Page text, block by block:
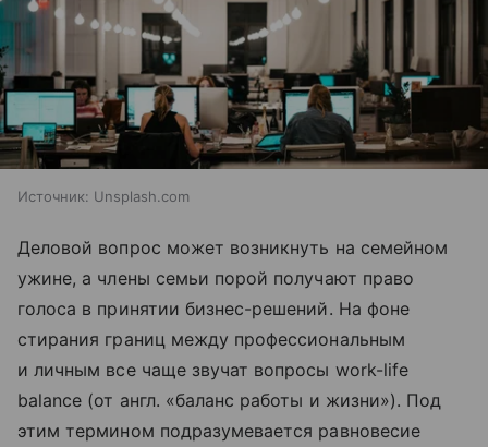
Источник: Unsplash.com
Деловой вопрос может возникнуть на семейном
ужине, а члены семьи порой получают право
голоса в принятии бизнес-решений. На фоне
стирания границ между профессиональным
и личным все чаще звучат вопросы work-life
balance (от англ. «баланс работы и жизни»). Под
этим термином подразумевается равновесие